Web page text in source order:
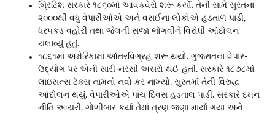
બ્રિટિશ સરકારે ૧૮૬૦માં આવકવેરો શરૂ કર્યો. તેની સામે સુરતના
૨૦૦૦થી વધુ વેપારીઓએ અને વસઈના લોકોએ હડતાળ પાડી,
ધરપકડ વહોરી તથા જેલની સજા ભોગવીને વિરોધી આંદોલન
ચલાવ્યું હતું.
૧૮૬૧માં અમેરિકામાં આંતરવિગ્રહ શરૂ થયો. ગુજરાતના વેપાર-
ઉદ્યોગ પર એની સારી-નરસી અસરો થઈ હતી. સરકારે ૧૮૭૮માં
લાઇસન્સ ટૅક્સ નામનો નવો કર નાખ્યો. સુરતમાં તેની વિરુદ્ધ
આંદોલન થયું. વેપારીઓએ પાંચ દિવસ હડતાલ પાડી. સરકારે દમન
નીતિ આચરી, ગોળીબાર કર્યા તેમાં ત્રણ જણા માર્યા ગયા અને